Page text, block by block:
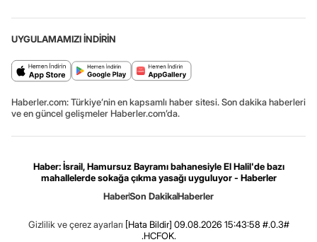
UYGULAMAMIZI İNDİRİN
Haberler.com: Türkiye’nin en kapsamlı haber sitesi. Son dakika haberleri
ve en güncel gelişmeler Haberler.com’da.
Haber: İsrail, Hamursuz Bayramı bahanesiyle El Halil'de bazı
mahallelerde sokağa çıkma yasağı uyguluyor - Haberler
HaberSon DakikaHaberler
Gizlilik ve çerez ayarları [Hata Bildir] 09.08.2026 15:43:58 #.0.3#
.HCFOK.